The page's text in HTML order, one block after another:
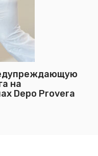
на
Depo Provera